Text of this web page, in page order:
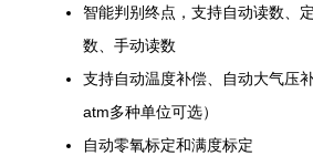
智能判别终点，支持自动读数、
数、手动读数
支持自动温度补偿、自动大气压
atm多种单位可选）
自动零氧标定和满度标定